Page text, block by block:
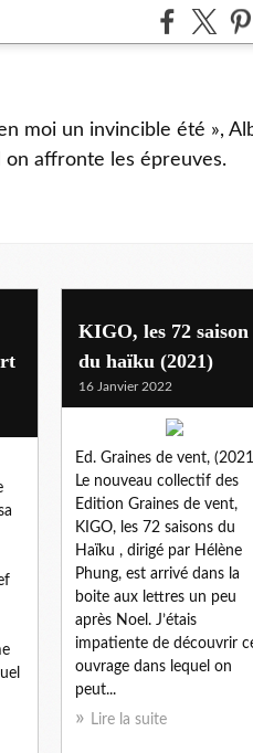
moi un invincible été »,
affronte les épreuves.
KIGO, les 72 saison
du haïku (2021)
16 Janvier 2022
Ed. Graines de vent,
Le nouveau collectif des
Edition Graines de vent,
KIGO, les 72 saisons du
Haïku , dirigé par Hélène
Phung, est arrivé dans la
boite aux lettres un peu
après Noel. J’étais
impatiente de découvrir
ouvrage dans lequel on
peut...
Lire la suite